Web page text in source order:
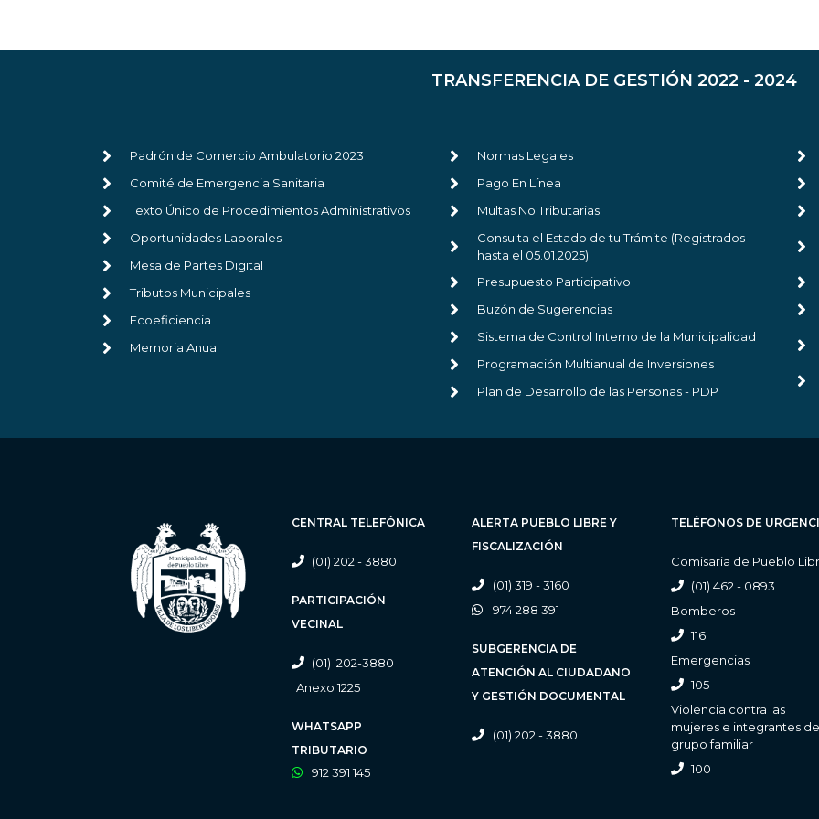
TRANSFERENCIA DE GESTIÓN 2022 - 2024
Padrón de Comercio Ambulatorio 2023
Comité de Emergencia Sanitaria
Texto Único de Procedimientos Administrativos
Oportunidades Laborales
Mesa de Partes Digital
Tributos Municipales
Ecoeficiencia
Memoria Anual
Normas Legales
Pago En Línea
Multas No Tributarias
Consulta el Estado de tu Trámite (Registrados
hasta el 05.01.2025)
Presupuesto Participativo
Buzón de Sugerencias
Sistema de Control Interno de la Municipalidad
Programación Multianual de Inversiones
Plan de Desarrollo de las Personas - PDP
CENTRAL TELEFÓNICA
(01) 202 - 3880
PARTICIPACIÓN
VECINAL
(01) 202-3880
Anexo 1225
WHATSAPP
TRIBUTARIO
912 391 145
ALERTA PUEBLO LIBRE Y
FISCALIZACIÓN
(01) 319 - 3160
974 288 391
SUBGERENCIA DE
ATENCIÓN AL CIUDADANO
Y GESTIÓN DOCUMENTAL
(01) 202 - 3880
TELÉFONOS DE
Comisaria de Pueblo
(01) 462 - 0893
Bomberos
116
Emergencias
105
Violencia contra las
mujeres e integrantes
grupo familiar
100